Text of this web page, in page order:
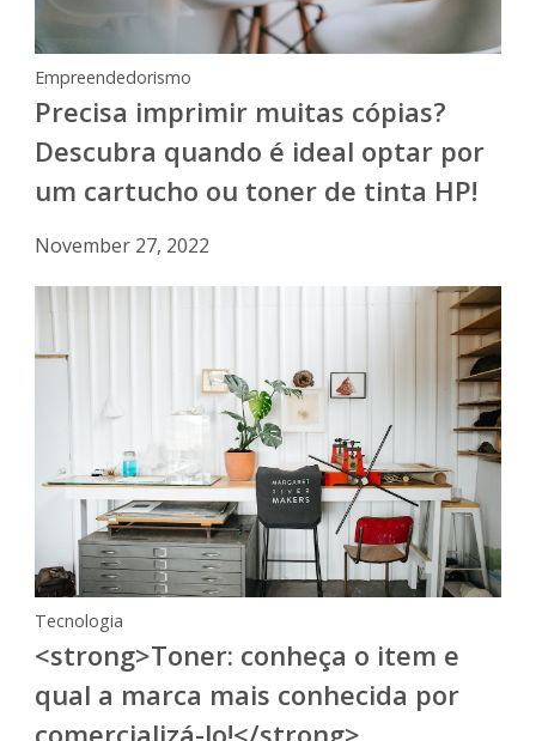
Empreendedorismo
Precisa imprimir muitas cópias?
Descubra quando é ideal optar por
um cartucho ou toner de tinta HP!
November 27, 2022
Tecnologia
<strong>Toner: conheça o item e
qual a marca mais conhecida por
comercializá-lo!</strong>